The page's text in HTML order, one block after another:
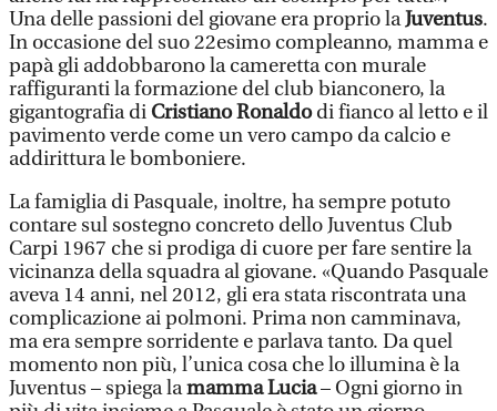
Una delle passioni del giovane era proprio laJuventus.
In occasione del suo 22esimo compleanno, mamma e
papà gli addobbarono la cameretta con murale
raffiguranti la formazione del club bianconero, la
gigantografia di Cristiano Ronaldodi fianco al letto e il
pavimento verde come un vero campo da calcio e
addirittura le bomboniere.
La famiglia di Pasquale, inoltre, ha sempre potuto
contare sul sostegno concreto dello Juventus Club
Carpi 1967 che si prodiga di cuore per fare sentire la
vicinanza della squadra al giovane. «Quando Pasquale
aveva 14 anni, nel 2012, gli era stata riscontrata una
complicazione ai polmoni. Prima non camminava,
ma era sempre sorridente e parlava tanto. Da quel
momento non più, l’unica cosa che lo illumina è la
Juventus – spiega lamamma Lucia– Ogni giorno in